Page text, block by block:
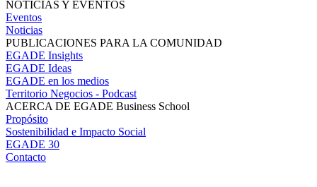
NOTICIAS Y EVENTOS
Eventos
Noticias
PUBLICACIONES PARA LA COMUNIDAD
EGADE Insights
EGADE Ideas
EGADE en los medios
Territorio Negocios - Podcast
ACERCA DE EGADE Business School
Propósito
Sostenibilidad e Impacto Social
EGADE 30
Contacto